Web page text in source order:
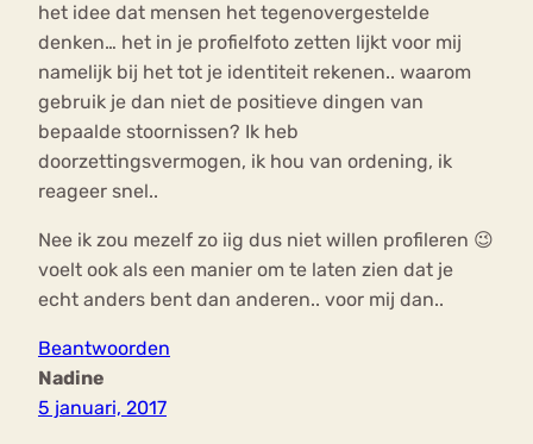
het idee dat mensen het tegenovergestelde
denken… het in je profielfoto zetten lijkt voor mij
namelijk bij het tot je identiteit rekenen.. waarom
gebruik je dan niet de positieve dingen van
bepaalde stoornissen? Ik heb
doorzettingsvermogen, ik hou van ordening, ik
reageer snel..
Nee ik zou mezelf zo iig dus niet willen profileren 😉
voelt ook als een manier om te laten zien dat je
echt anders bent dan anderen.. voor mij dan..
Beantwoorden
Nadine
5 januari, 2017